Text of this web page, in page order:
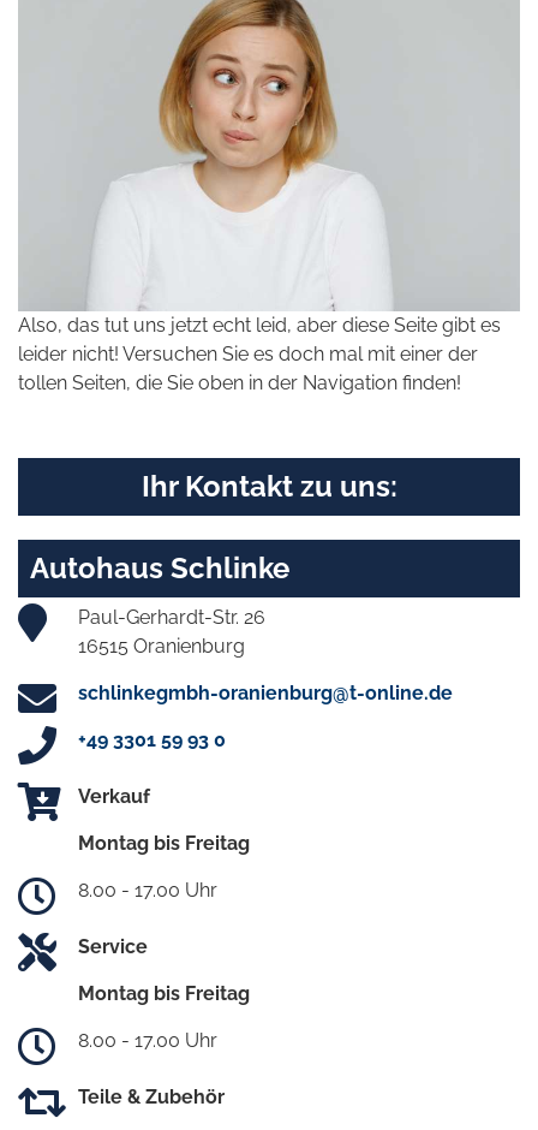
Also, das tut uns jetzt echt leid, aber diese Seite gibt es
leider nicht! Versuchen Sie es doch mal mit einer der
tollen Seiten, die Sie oben in der Navigation finden!
Ihr Kontakt zu uns:
Autohaus Schlinke
Paul-Gerhardt-Str. 26
16515 Oranienburg
schlinkegmbh-oranienburg@t-online.de
+49 3301 59 93 0
Verkauf
Montag bis Freitag
8.00 - 17.00 Uhr
Service
Montag bis Freitag
8.00 - 17.00 Uhr
Teile & Zubehör